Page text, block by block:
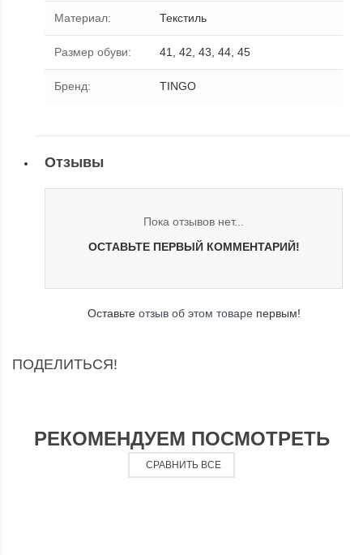
Материал: Текстиль
Размер обуви: 41, 42, 43, 44, 45
Бренд: TINGO
Отзывы
Пока отзывов нет...
ОСТАВЬТЕ ПЕРВЫЙ КОММЕНТАРИЙ!
Оставьте отзыв об этом товарепервым!
ПОДЕЛИТЬСЯ!
РЕКОМЕНДУЕМ ПОСМОТРЕТЬ
СРАВНИТЬ ВСЕ